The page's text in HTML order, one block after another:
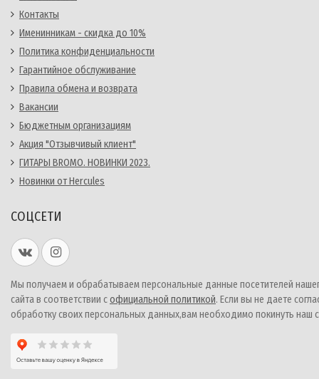
Контакты
Именинникам - скидка до 10%
Политика конфиденциальности
Гарантийное обслуживание
Правила обмена и возврата
Вакансии
Бюджетным организациям
Акция "Отзывчивый клиент"
ГИТАРЫ BROMO. НОВИНКИ 2023.
Новинки от Hercules
СОЦСЕТИ
Мы получаем и обрабатываем персональные данные посетителей
сайта в соответствии софициальной политикой. Если вы не даете
обработку своих персональных данных,вам необходимо покинуть наш